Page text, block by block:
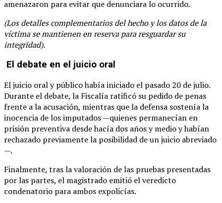
amenazaron para evitar que denunciara lo ocurrido.
(Los detalles complementarios del hecho y los datos de la
víctima se mantienen en reserva para resguardar su
integridad).
El debate en el juicio oral
El juicio oral y público había iniciado el pasado 20 de julio.
Durante el debate, la Fiscalía ratificó su pedido de penas
frente a la acusación, mientras que la defensa sostenía la
inocencia de los imputados —quienes permanecían en
prisión preventiva desde hacía dos años y medio y habían
rechazado previamente la posibilidad de un juicio abreviado
—.
Finalmente, tras la valoración de las pruebas presentadas
por las partes, el magistrado emitió el veredicto
condenatorio para ambos expolicías.